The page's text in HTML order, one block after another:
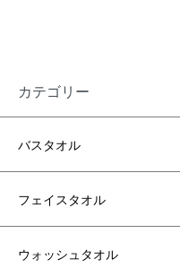
カテゴリー
バスタオル
フェイスタオル
ウォッシュタオル